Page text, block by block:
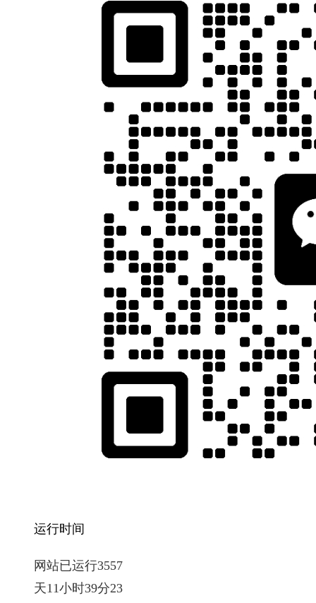
运行时间
网站已运行3557
天11小时39分24